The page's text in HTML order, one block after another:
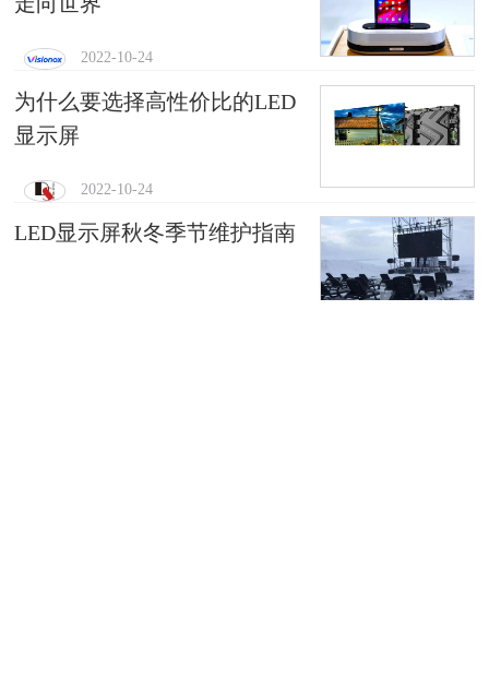
2022-10-24
为什么要选择高性价比的LED
显示屏
2022-10-24
LED显示屏秋冬季节维护指南